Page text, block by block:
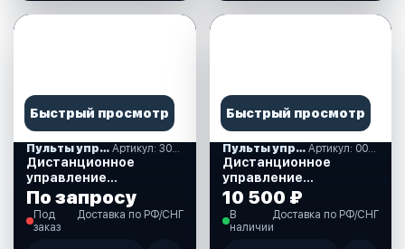
Быстрый просмотр
Пульты управления газ-реверс, аксессуары
Дистанционное
управление
однорычажное,
Pretech (308603)
По запросу
Под
заказ
Доставка по РФ/СНГ
Быстрый просмотр
Пульты управления газ-реверс, аксессуары Артикул: 00073834
Дистанционное
управление
универсальное
черное, B90
(00073834)
10 500 ₽
В
наличии
Доставка по РФ/СНГ